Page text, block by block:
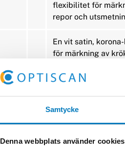
Samtycke
Denna webbplats använder cookies
flexibilitet för
repor och
En vit satin,
för märkning av
för märkning av
En glansig